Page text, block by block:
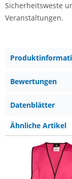
Sicherheitsweste
Veranstaltungen.
Bewertungen
Datenblätter
Ähnliche Artikel